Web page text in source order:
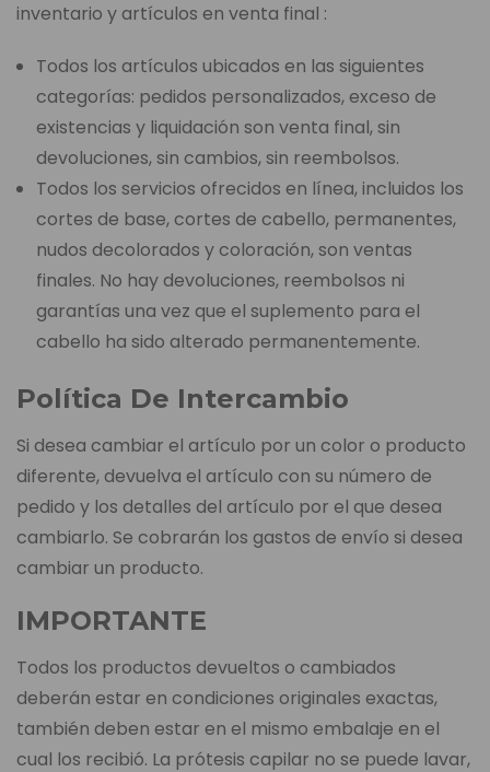
inventario y artículos en venta final :
Todos los artículos ubicados en las siguientes
categorías: pedidos personalizados, exceso de
existencias y liquidación son venta final, sin
devoluciones, sin cambios, sin reembolsos.
Todos los servicios ofrecidos en línea, incluidos los
cortes de base, cortes de cabello, permanentes,
nudos decolorados y coloración, son ventas
finales. No hay devoluciones, reembolsos ni
garantías una vez que el suplemento para el
cabello ha sido alterado permanentemente.
Política De Intercambio
Si desea cambiar el artículo por un color o producto
diferente, devuelva el artículo con su número de
pedido y los detalles del artículo por el que desea
cambiarlo. Se cobrarán los gastos de envío si desea
cambiar un producto.
IMPORTANTE
Todos los productos devueltos o cambiados
deberán estar en condiciones originales exactas,
también deben estar en el mismo embalaje en el
cual los recibió. La prótesis capilar no se puede lavar,